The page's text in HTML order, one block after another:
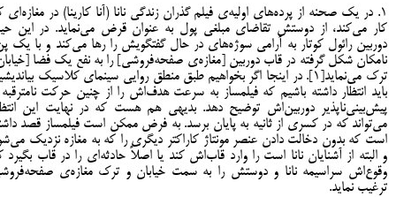
1. در یک صحنه از پرده‌های اولیه‌ی فیلم گذران زندگی نانا (آنا کارینا) در مغازه‌ای
کار می‌کند، از دوستش تقاضای مبلغی پول به عنوان قرض می‌نماید. در این
دوربین رائول کوتار به آرامی سوژه‌های در حال گفتگویش را رها می‌کند و با یک
نامکان شکل گرفته در قاب دوربین [مغازه‌ی صفحه‌فروشی] را به نفع یک فضا
ترک می‌نماید[1]. در اینجا اگر بخواهیم طبق منطق روایی سینمای کلاسیک
باید انتظار داشته باشیم که فیلمساز به سرعت هدف‌اش را از چنین حرکت
پیش‌بینی‌ناپذیر دوربین‌اش توضیح دهد. بدیهی هم هست که در نهایت این
می‌تواند که در کسری از ثانیه به پایان برسد. به فرض ممکن است فیلمساز قصد
است که بدون دخالت دادن عنصر مونتاژ کاراکتر دیگری را که به مغازه نزدیک
و البته از آشنایان نانا است را وارد قاب‌اش کند یا اصلاً حادثه‌ای را در قاب بگیرد
وقوع‌اش سراسیمه نانا و دوستش را به سمت خیابان و ترک مغازه‌ی
ترغیب ‌نماید.